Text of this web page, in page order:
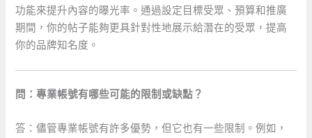
功能來提升內容的曝光率。通過設定目標受眾、預算和推廣
期間，你的帖子能夠更具針對性地展示給潛在的受眾，提高
你的品牌知名度。
問：專業帳號有哪些可能的限制或缺點？
答：儘管專業帳號有許多優勢，但它也有一些限制。例如，